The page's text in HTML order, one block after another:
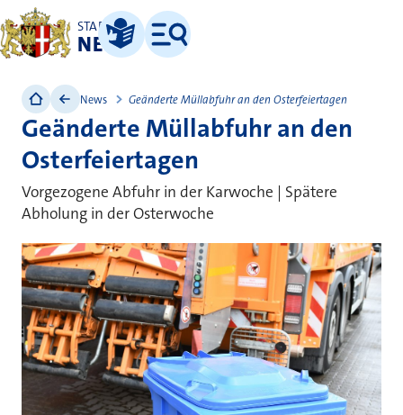
STADT
NEUSS
Leichte Sprache
Menü
News Geänderte Müllabfuhr an den Osterfeiertagen
Geänderte Müllabfuhr an den
Osterfeiertagen
Vorgezogene Abfuhr in der Karwoche | Spätere
Abholung in der Osterwoche